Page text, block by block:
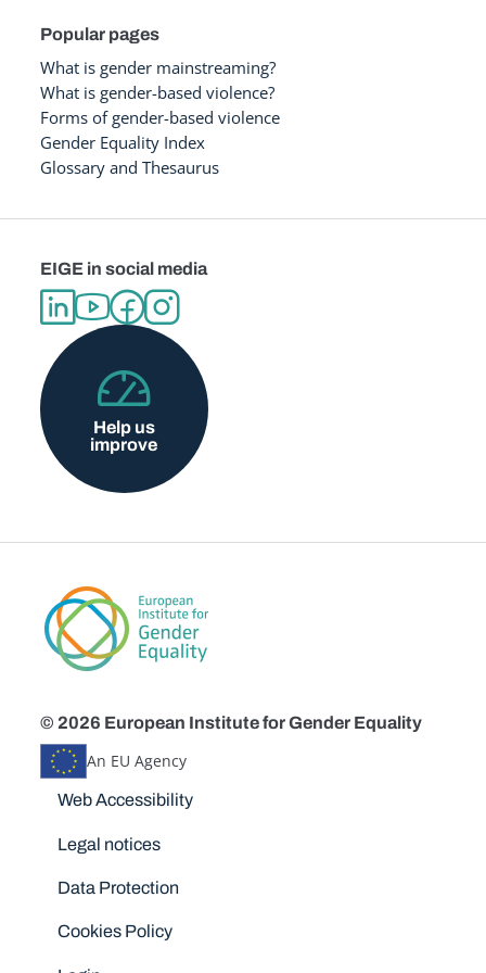
Popular pages
What is gender mainstreaming?
What is gender-based violence?
Forms of gender-based violence
Gender Equality Index
Glossary and Thesaurus
EIGE in social media
Help us
improve
© 2026 European Institute for Gender Equality
An EU Agency
Disclaimers
Web Accessibility
Legal notices
Data Protection
Cookies Policy